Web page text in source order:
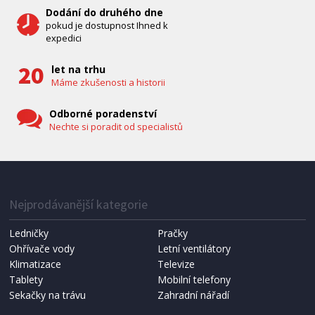
NÁHRADNÍ SÁČKY DO VYSAVAČE
Koma KRA-SB02S (Multi Bag, S-BAG SMS)
Dodání do druhého dne
pokud je dostupnost Ihned k
expedici
let na trhu
Máme zkušenosti a historii
Odborné poradenství
Nechte si poradit od specialistů
Nejprodávanější kategorie
Ledničky
Pračky
Ohřívače vody
Letní ventilátory
Klimatizace
Televize
Tablety
Mobilní telefony
Sekačky na trávu
Zahradní nářadí